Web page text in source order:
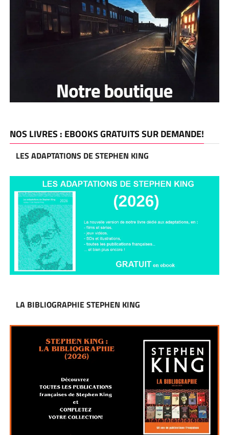
NOS LIVRES : EBOOKS GRATUITS SUR DEMANDE!
LES ADAPTATIONS DE STEPHEN KING
LA BIBLIOGRAPHIE STEPHEN KING